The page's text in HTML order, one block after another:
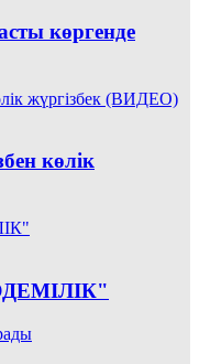
көргенде
көлік